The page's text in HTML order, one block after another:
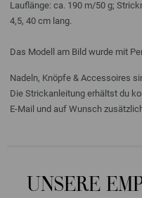
Lauflänge: ca. 190 m/50 g;
4,5, 40 cm lang.
Das Modell am Bild wurde mit
Nadeln, Knöpfe & Accessoires
Die Strickanleitung erhältst du
E-Mail und auf Wunsch
UNSERE